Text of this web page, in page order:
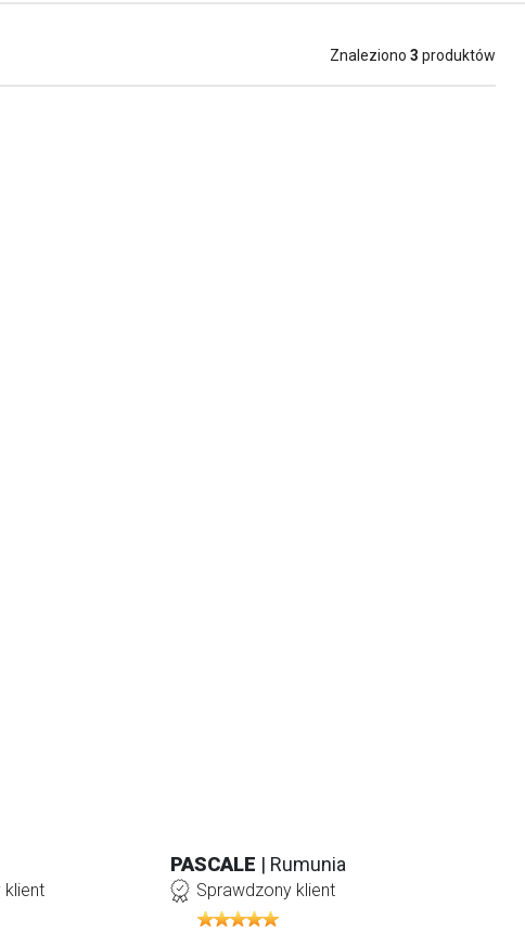
Znaleziono 3 produktów
klient
PASCALE | Rumunia
Sprawdzony klient